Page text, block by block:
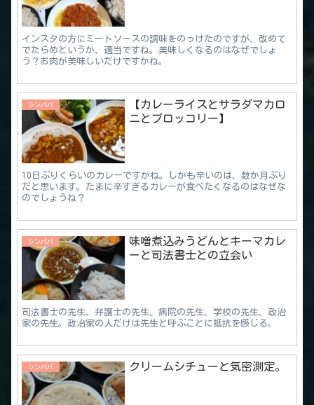
インスタの方にミートソースの調味をのっけたのですが、改めて
でたらめというか、適当ですね。美味しくなるのはなぜでしょ
う？お肉が美味しいだけですかね。
シンパパ
【カレーライスとサラダマカロ
ニとブロッコリー】
10日ぶりくらいのカレーですかね。しかも辛いのは、数か月ぶり
だと思います。たまに辛すぎるカレーが食べたくなるのはなぜな
のでしょうね？
シンパパ
味噌煮込みうどんとキーマカレ
ーと司法書士との立会い
司法書士の先生、弁護士の先生、病院の先生、学校の先生、政治
家の先生。政治家の人だけは先生と呼ぶことに抵抗を感じる。
シンパパ クリームシチューと気密測定。